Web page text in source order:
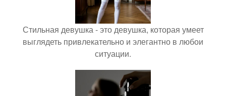
Стильная девушка - это девушка, которая умеет
выглядеть привлекательно и элегантно в любои
ситуации.